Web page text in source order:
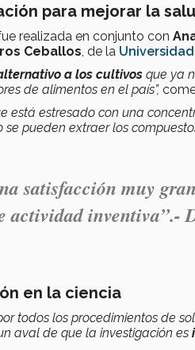
para mejorar la
realizada en conjunto con
Ceballos , de la Universidad
a los cultivos que ya
de alimentos en el país”,
está estresado con una
se pueden extraer los
satisfacción muy
actividad inventiva”.-
en la ciencia
todos los procedimientos de
aval de que la investigación es